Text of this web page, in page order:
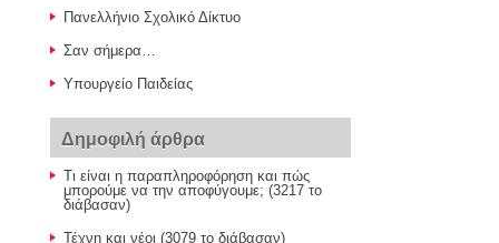
Πανελλήνιο Σχολικό Δίκτυο
Σαν σήμερα…
Υπουργείο Παιδείας
Δημοφιλή άρθρα
Τι είναι η παραπληροφόρηση και πώς
μπορούμε να την αποφύγουμε; (3217 το
διάβασαν)
Τέχνη και νέοι (3079 το διάβασαν)